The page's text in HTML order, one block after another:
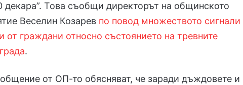
декара”. Това съобщи директорът на общинското
Веселин Козарев по повод множеството сигнали
от граждани относно състоянието на тревните
.
от ОП-то обясняват, че заради дъждовете и